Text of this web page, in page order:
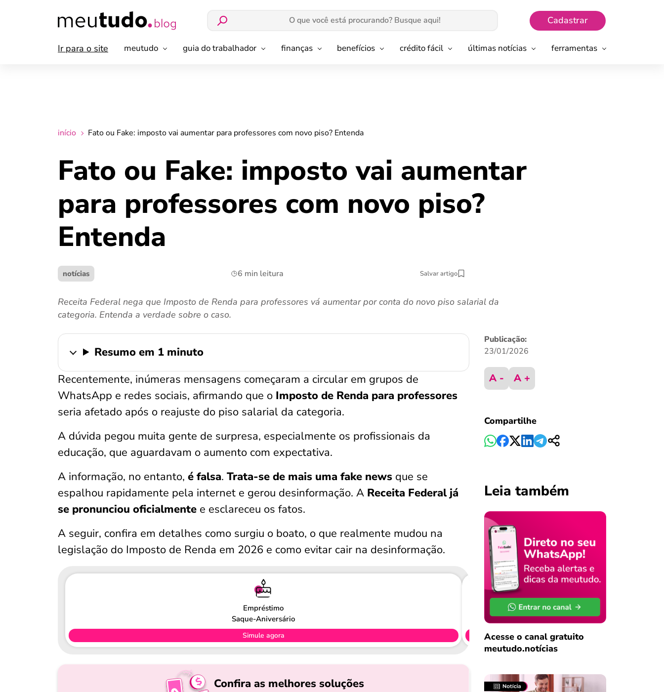
Cadastrar
Ir para o site meutudo guia do trabalhador finanças benefícios crédito fácil últimas notícias ferramentas
início Fato ou Fake: imposto vai aumentar para professores com novo piso? Entenda
Fato ou Fake: imposto vai aumentar
para professores com novo piso?
Entenda
notícias 6 min leitura Salvar artigo
Receita Federal nega que Imposto de Renda para professores vá aumentar por conta do novo piso salarial da
categoria. Entenda a verdade sobre o caso.
Resumo em 1 minuto
Recentemente, inúmeras mensagens começaram a circular em grupos de
WhatsApp e redes sociais, afirmando que o Imposto de Renda para professores
seria afetado após o reajuste do piso salarial da categoria.
A dúvida pegou muita gente de surpresa, especialmente os profissionais da
educação, que aguardavam o aumento com expectativa.
A informação, no entanto, é falsa. Trata-se de mais uma fake news que se
espalhou rapidamente pela internet e gerou desinformação. A Receita Federal já
se pronunciou oficialmente e esclareceu os fatos.
A seguir, confira em detalhes como surgiu o boato, o que realmente mudou na
legislação do Imposto de Renda em 2026 e como evitar cair na desinformação.
Empréstimo
Saque-Aniversário
Simule agora
Confira as melhores soluções
Publicação:
23/01/2026
A - A +
Compartilhe
Leia também
Acesse o canal gratuito
meutudo.notícias